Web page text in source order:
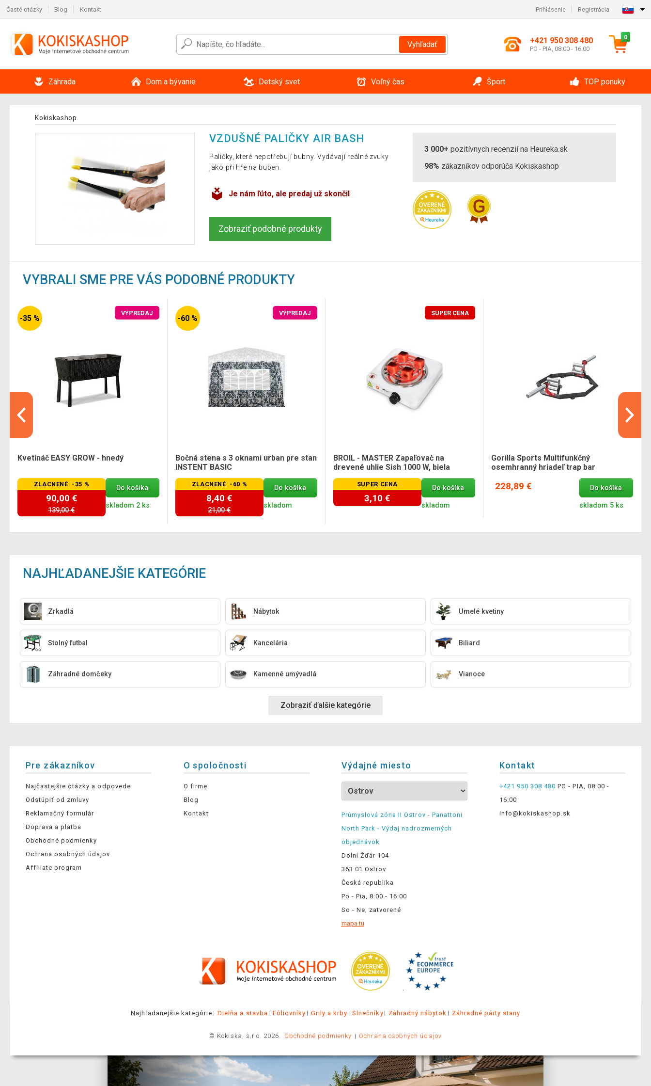
Časté otázky Blog Kontakt Prihlásenie Registrácia
Vyhľadať +421 950 308 480
PO - PIA, 08:00 - 16:00
0
Záhrada Dom a bývanie Detský svet Voľný čas Šport TOP ponuky
Kokiskashop
VZDUŠNÉ PALIČKY AIR BASH
Paličky, které nepotřebují bubny. Vydávají reálné zvuky
jako při hře na buben.
Je nám ľúto, ale predaj už skončil
Zobraziť podobné produkty
3 000+ pozitívnych recenzií na Heureka.sk
98% zákazníkov odporúča Kokiskashop
VYBRALI SME PRE VÁS PODOBNÉ PRODUKTY
-35 %
VÝPREDAJ
Kvetináč EASY GROW - hnedý
ZLACNENÉ -35 %
90,00 €
139,00 €
Do košíka
skladom 2 ks
-60 %
VÝPREDAJ
Bočná stena s 3 oknami urban pre stan
INSTENT BASIC
ZLACNENÉ -60 %
8,40 €
21,00 €
Do košíka
skladom
SUPER CENA
BROIL - MASTER Zapaľovač na
drevené uhlie Sish 1000 W, biela
SUPER CENA
3,10 €
Do košíka
skladom
Gorilla Sports Multifunkčný
osemhranný hriadeľ trap bar
228,89 € Do košíka
skladom 5 ks
NAJHĽADANEJŠIE KATEGÓRIE
Zrkadlá Nábytok Umelé kvetiny
Stolný futbal Kancelária Biliard
Záhradné domčeky Kamenné umývadlá Vianoce
Zobraziť ďalšie kategórie
Pre zákazníkov
Najčastejšie otázky a odpovede
Odstúpiť od zmluvy
Reklamačný formulár
Doprava a platba
Obchodné podmienky
Ochrana osobných údajov
Affiliate program
O spoločnosti
O firme
Blog
Kontakt
Výdajné miesto
Průmyslová zóna II Ostrov - Panattoni
North Park - Výdaj nadrozmerných
objednávok
Dolní Žďár 104
363 01 Ostrov
Česká republika
Po - Pia, 8:00 - 16:00
So - Ne, zatvorené
mapa tu
Kontakt
+421 950 308 480 PO - PIA, 08:00 -
16:00
info@kokiskashop.sk
.
Najhľadanejšie kategórie: Dielňa a stavba Fóliovníky Grily a krby Slnečníky Záhradný nábytok Záhradné párty stany
© Kokiska, s.r.o. 2026. Obchodné podmienky Ochrana osobných údajov